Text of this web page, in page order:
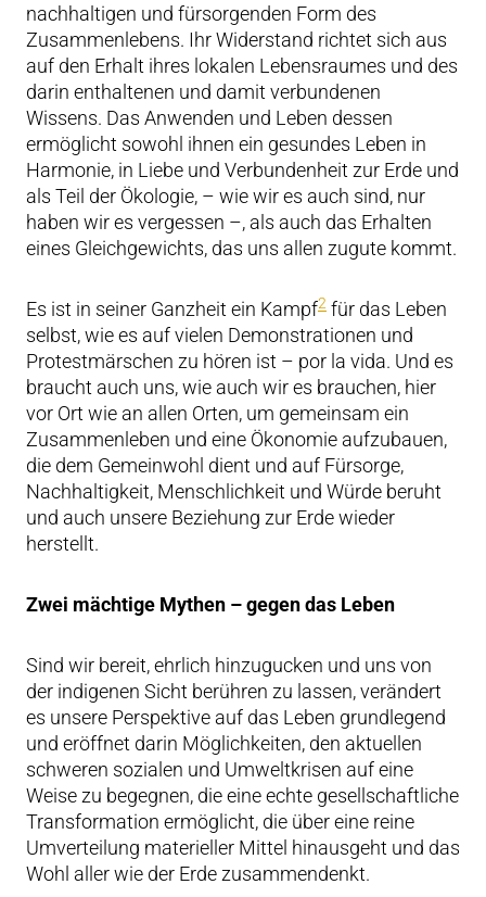
nachhaltigen und fürsorgenden Form des
Zusammenlebens. Ihr Widerstand richtet sich aus
auf den Erhalt ihres lokalen Lebensraumes und des
darin enthaltenen und damit verbundenen
Wissens. Das Anwenden und Leben dessen
ermöglicht sowohl ihnen ein gesundes Leben in
Harmonie, in Liebe und Verbundenheit zur Erde und
als Teil der Ökologie, – wie wir es auch sind, nur
haben wir es vergessen –, als auch das Erhalten
eines Gleichgewichts, das uns allen zugute kommt.
Es ist in seiner Ganzheit ein Kampf2 für das Leben
selbst, wie es auf vielen Demonstrationen und
Protestmärschen zu hören ist – por la vida. Und es
braucht auch uns, wie auch wir es brauchen, hier
vor Ort wie an allen Orten, um gemeinsam ein
Zusammenleben und eine Ökonomie aufzubauen,
die dem Gemeinwohl dient und auf Fürsorge,
Nachhaltigkeit, Menschlichkeit und Würde beruht
und auch unsere Beziehung zur Erde wieder
herstellt.
Zwei mächtige Mythen – gegen das Leben
Sind wir bereit, ehrlich hinzugucken und uns von
der indigenen Sicht berühren zu lassen, verändert
es unsere Perspektive auf das Leben grundlegend
und eröffnet darin Möglichkeiten, den aktuellen
schweren sozialen und Umweltkrisen auf eine
Weise zu begegnen, die eine echte gesellschaftliche
Transformation ermöglicht, die über eine reine
Umverteilung materieller Mittel hinausgeht und das
Wohl aller wie der Erde zusammendenkt.